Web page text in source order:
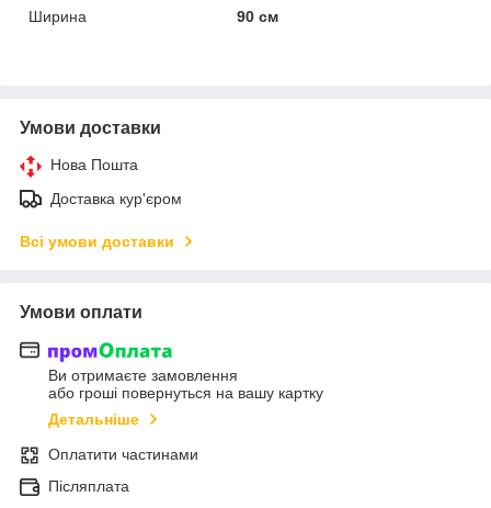
Ширина
90 см
Умови доставки
Нова Пошта
Доставка кур'єром
Всі умови доставки
Умови оплати
Ви отримаєте замовлення
або гроші повернуться на вашу картку
Детальніше
Оплатити частинами
Післяплата